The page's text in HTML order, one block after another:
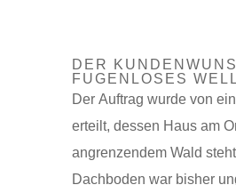
DER
FUGENLOSES
Der Auftrag wurde von
erteilt, dessen Haus am
angrenzendem Wald
Dachboden war bisher